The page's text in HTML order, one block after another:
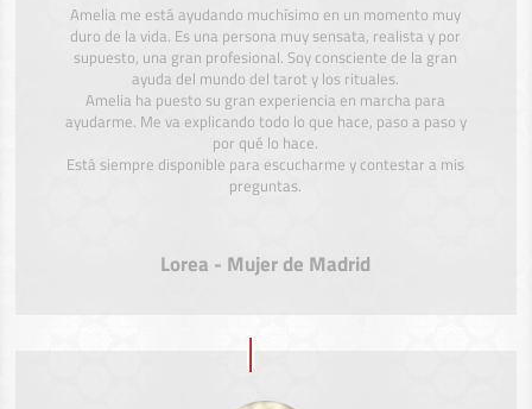
Amelia me está ayudando muchísimo en un momento muy
duro de la vida. Es una persona muy sensata, realista y por
supuesto, una gran profesional. Soy consciente de la gran
ayuda del mundo del tarot y los rituales.
Amelia ha puesto su gran experiencia en marcha para
ayudarme. Me va explicando todo lo que hace, paso a paso y
por qué lo hace.
Está siempre disponible para escucharme y contestar a mis
preguntas.
Lorea - Mujer de Madrid